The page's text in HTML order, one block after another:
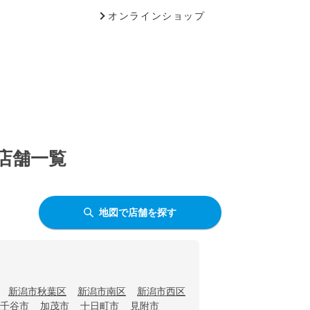
オンラインショップ
舗一覧
地図で店舗を探す
新潟市秋葉区 新潟市南区
新潟市西区
谷市 加茂市 十日町市
見附市